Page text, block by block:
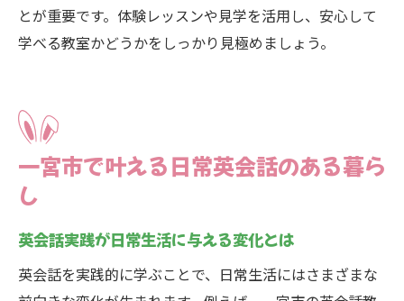
とが重要です。体験レッスンや見学を活用し、安心して
学べる教室かどうかをしっかり見極めましょう。
一宮市で叶える日常英会話のある暮ら
し
英会話実践が日常生活に与える変化とは
英会話を実践的に学ぶことで、日常生活にはさまざまな